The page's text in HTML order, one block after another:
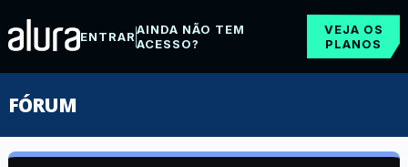
ENTRARAINDA NÃO TEM
ACESSO?
VEJA OS
PLANOS
FÓRUM